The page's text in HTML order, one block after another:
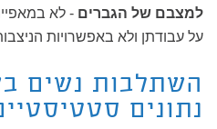
למצבם של הגברים - לא
על עבודתן ולא באפשרויות
השתלבות נשים
נתונים